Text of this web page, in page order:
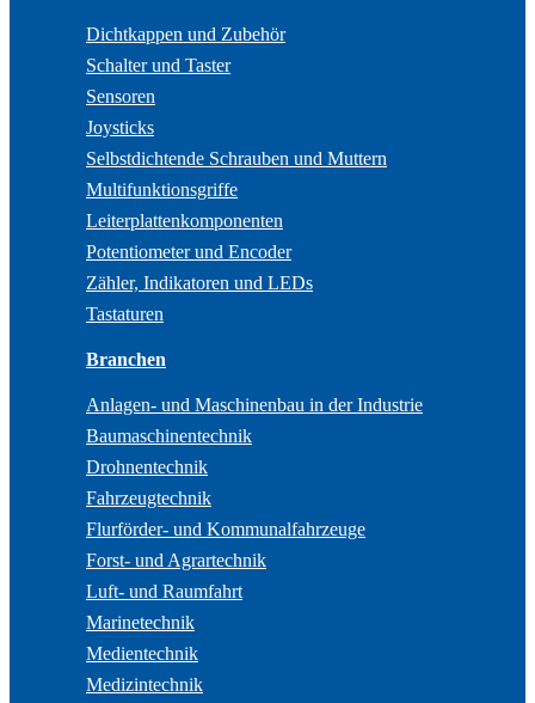
Dichtkappen und Zubehör
Schalter und Taster
Sensoren
Joysticks
Selbstdichtende Schrauben und Muttern
Multifunktionsgriffe
Leiterplattenkomponenten
Potentiometer und Encoder
Zähler, Indikatoren und LEDs
Tastaturen
Branchen
Anlagen- und Maschinenbau in der Industrie
Baumaschinentechnik
Drohnentechnik
Fahrzeugtechnik
Flurförder- und Kommunalfahrzeuge
Forst- und Agrartechnik
Luft- und Raumfahrt
Marinetechnik
Medientechnik
Medizintechnik